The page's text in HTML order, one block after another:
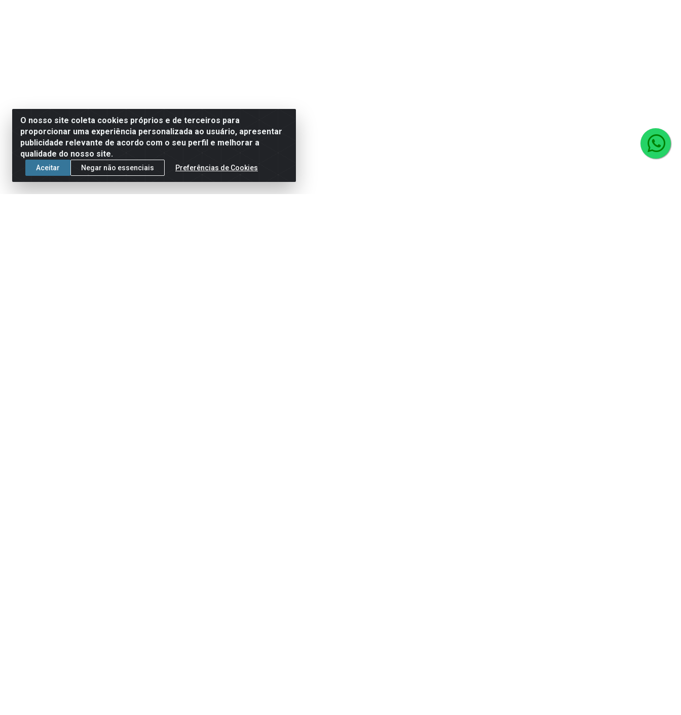
O nosso site coleta cookies próprios e de terceiros para
proporcionar uma experiência personalizada ao usuário, apresentar
publicidade relevante de acordo com o seu perfil e melhorar a
qualidade do nosso site.
Aceitar Negar não essenciais Preferências de Cookies